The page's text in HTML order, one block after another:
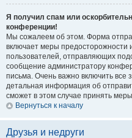
Я получил спам или
конференции!
Мы сожалеем об этом. Форма
включает меры предосторожности
пользователей, отправляющих
сообщение администратору
письма. Очень важно включить все
детальная информация об
сможет в этом случае принять
Вернуться к началу
Друзья и недруги